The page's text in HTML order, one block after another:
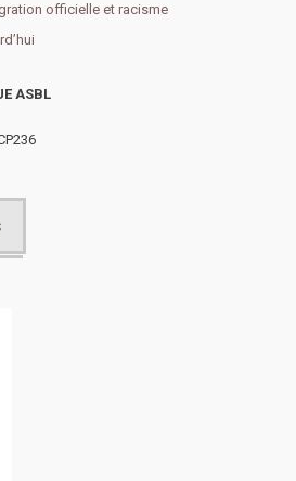
officielle et racisme
ASBL